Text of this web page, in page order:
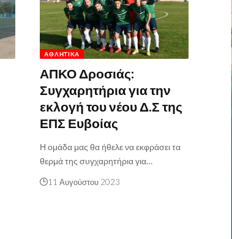
ΑΘΛΗΤΙΚΆ
ΑΠΚΟ Δροσιάς:
Συγχαρητήρια για την
εκλογή του νέου Δ.Σ της
ΕΠΣ Ευβοίας
Η ομάδα μας θα ήθελε να εκφράσει τα
θερμά της συγχαρητήρια για…
11 Αυγούστου 2023